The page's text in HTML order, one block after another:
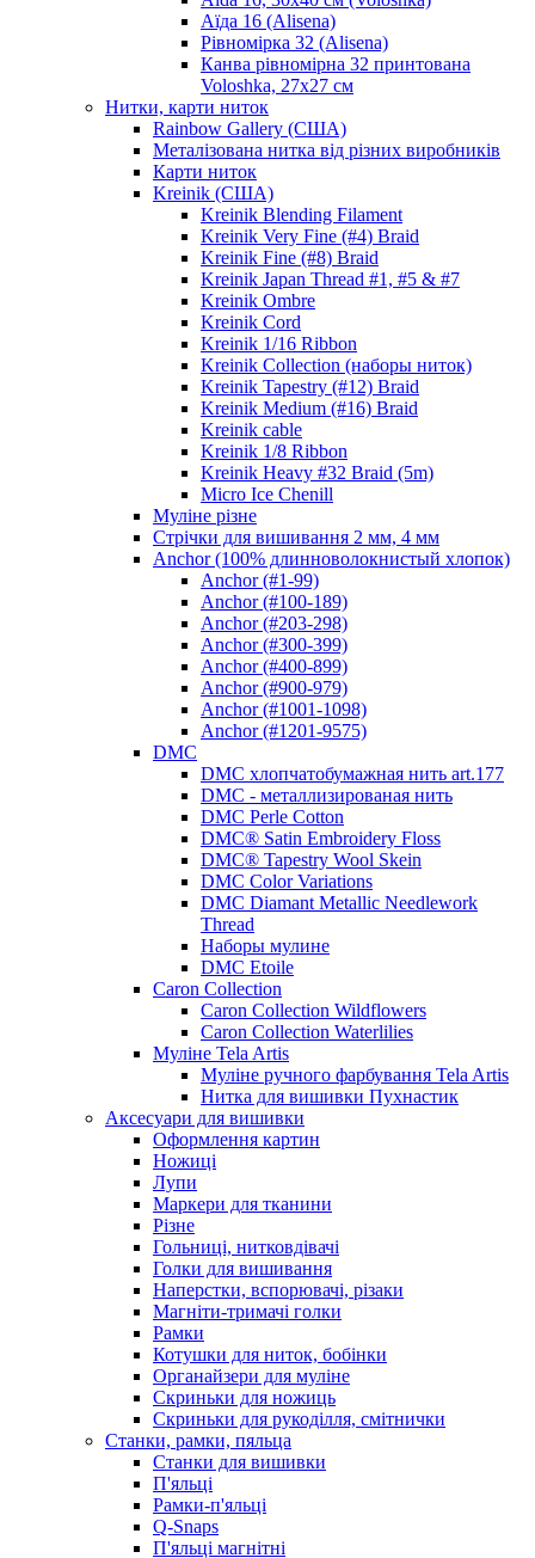
Аїда 16 (Alisena)
Рівномірка 32 (Alisena)
Канва рівномірна 32 принтована
Voloshka, 27х27 см
Нитки, карти ниток
Rainbow Gallery (США)
Металізована нитка від різних виробників
Карти ниток
Kreinik (США)
Kreinik Blending Filament
Kreinik Very Fine (#4) Braid
Kreinik Fine (#8) Braid
Kreinik Japan Thread #1, #5 & #7
Kreinik Ombre
Kreinik Cord
Kreinik 1/16 Ribbon
Kreinik Collection (наборы ниток)
Kreinik Tapestry (#12) Braid
Kreinik Medium (#16) Braid
Kreinik cable
Kreinik 1/8 Ribbon
Kreinik Heavy #32 Braid (5m)
Micro Ice Chenill
Муліне різне
Стрічки для вишивання 2 мм, 4 мм
Anchor (100% длинноволокнистый хлопок)
Anchor (#1-99)
Anchor (#100-189)
Anchor (#203-298)
Anchor (#300-399)
Anchor (#400-899)
Anchor (#900-979)
Anchor (#1001-1098)
Anchor (#1201-9575)
DMC
DMC хлопчатобумажная нить art.177
DMC - металлизированая нить
DMC Perle Cotton
DMC® Satin Embroidery Floss
DMC® Tapestry Wool Skein
DMC Color Variations
DMC Diamant Metallic Needlework
Thread
Наборы мулине
DMC Etoile
Caron Collection
Caron Collection Wildflowers
Caron Collection Waterlilies
Муліне Tela Artis
Муліне ручного фарбування Tela Artis
Нитка для вишивки Пухнастик
Аксесуари для вишивки
Оформлення картин
Ножиці
Лупи
Маркери для тканини
Різне
Гольниці, нитковдівачі
Голки для вишивання
Наперстки, вспорювачі, різаки
Магніти-тримачі голки
Рамки
Котушки для ниток, бобінки
Органайзери для муліне
Скриньки для ножиць
Скриньки для рукоділля, смітнички
Станки, рамки, пяльца
Станки для вишивки
П'яльці
Рамки-п'яльці
Q-Snaps
П'яльці магнітні